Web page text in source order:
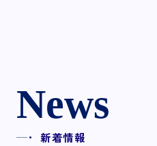
News
新着情報